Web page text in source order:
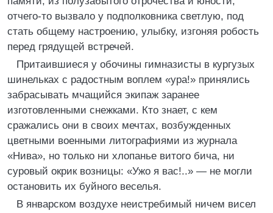
отчего-то вызвало у подполковника светлую, под
стать общему настроению, улыбку, изгоняя робость
перед грядущей встречей.
Притаившиеся у обочины гимназисты в кургузых
шинельках с радостным воплем «ура!» принялись
забрасывать мчащийся экипаж заранее
изготовленными снежками. Кто знает, с кем
сражались они в своих мечтах, возбужденных
цветными военными литографиями из журнала
«Нива», но только ни хлопанье витого бича, ни
суровый окрик возницы: «Ужо я вас!..» — не могли
остановить их буйного веселья.
В январском воздухе неистребимый ничем висел